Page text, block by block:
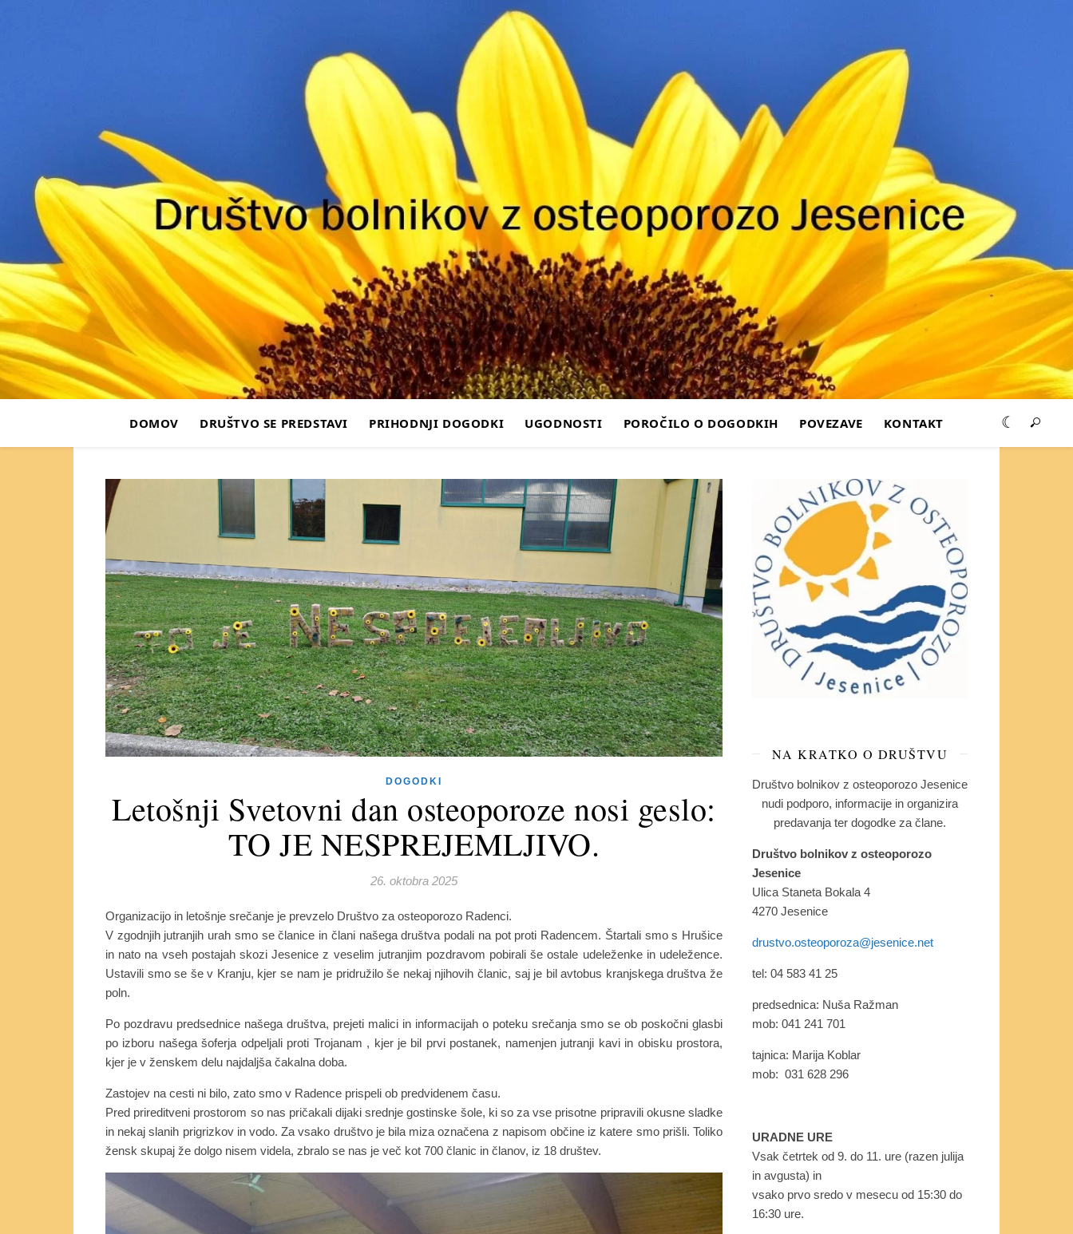
DOMOV DRUŠTVO SE PREDSTAVI PRIHODNJI DOGODKI UGODNOSTI POROČILO O DOGODKIH POVEZAVE KONTAKT
DOGODKI
Letošnji Svetovni dan osteoporoze nosi geslo:
TO JE NESPREJEMLJIVO.
26. oktobra 2025
Organizacijo in letošnje srečanje je prevzelo Društvo za osteoporozo Radenci.
V zgodnjih jutranjih urah smo se članice in člani našega društva podali na pot proti Radencem. Štartali smo s Hrušice
in nato na vseh postajah skozi Jesenice z veselim jutranjim pozdravom pobirali še ostale udeleženke in udeležence.
Ustavili smo se še v Kranju, kjer se nam je pridružilo še nekaj njihovih članic, saj je bil avtobus kranjskega društva že
poln.
Po pozdravu predsednice našega društva, prejeti malici in informacijah o poteku srečanja smo se ob poskočni glasbi
po izboru našega šoferja odpeljali proti Trojanam , kjer je bil prvi postanek, namenjen jutranji kavi in obisku prostora,
kjer je v ženskem delu najdaljša čakalna doba.
Zastojev na cesti ni bilo, zato smo v Radence prispeli ob predvidenem času.
Pred prireditveni prostorom so nas pričakali dijaki srednje gostinske šole, ki so za vse prisotne pripravili okusne sladke
in nekaj slanih prigrizkov in vodo. Za vsako društvo je bila miza označena z napisom občine iz katere smo prišli. Toliko
žensk skupaj že dolgo nisem videla, zbralo se nas je več kot 700 članic in članov, iz 18 društev.
NA KRATKO O DRUŠTVU
Društvo bolnikov z osteoporozo Jesenice
nudi podporo, informacije in organizira
predavanja ter dogodke za člane.
Društvo bolnikov z osteoporozo
Jesenice
Ulica Staneta Bokala 4
4270 Jesenice
drustvo.osteoporoza@jesenice.net
tel: 04 583 41 25
predsednica: Nuša Ražman
mob: 041 241 701
tajnica: Marija Koblar
mob: 031 628 296
URADNE URE
Vsak četrtek od 9. do 11. ure (razen julija
in avgusta) in
vsako prvo sredo v mesecu od 15:30 do
16:30 ure.